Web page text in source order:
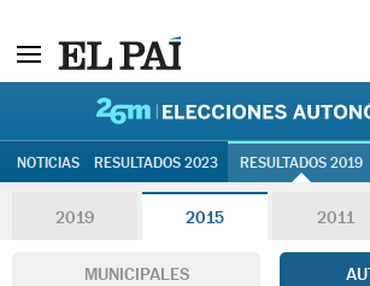
NOTICIAS RESULTADOS 2023 RESULTADOS 2019
2019 2015 2011
MUNICIPALES